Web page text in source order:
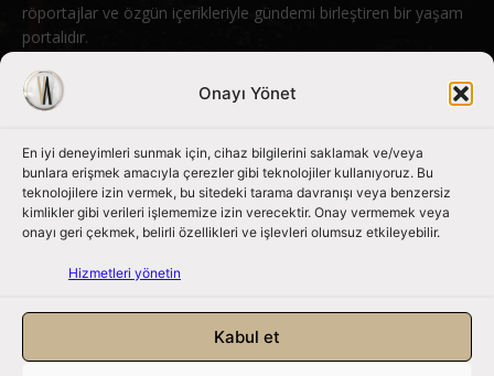
Onayı Yönet
En iyi deneyimleri sunmak için, cihaz bilgilerini saklamak ve/veya
bunlara erişmek amacıyla çerezler gibi teknolojiler kullanıyoruz. Bu
teknolojilere izin vermek, bu sitedeki tarama davranışı veya benzersiz
kimlikler gibi verileri işlememize izin verecektir. Onay vermemek veya
onayı geri çekmek, belirli özellikleri ve işlevleri olumsuz etkileyebilir.
Hizmetleri yönetin
Kabul et
röportajlar ve özgün içerikleriyle gündemi birleştiren bir yaşam
portalıdır.
Bizimle iletişime geçin: info@nouvart.net
Bizi Takip Edin